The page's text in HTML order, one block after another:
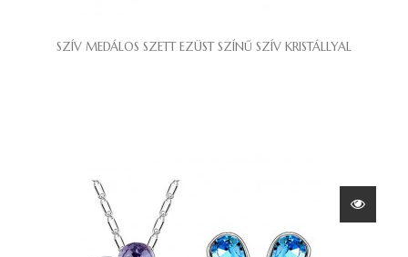
SZÍV MEDÁLOS SZETT EZÜST SZÍNŰ SZÍV KRISTÁLLYAL